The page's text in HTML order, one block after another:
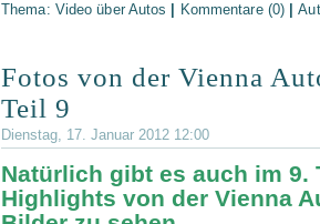
Thema: Video über Autos Kommentare (0) |
Fotos von der Vienna
Teil 9
Dienstag, 17. Januar 2012 12:00
Natürlich gibt es auch im 9.
Highlights von der Vienna